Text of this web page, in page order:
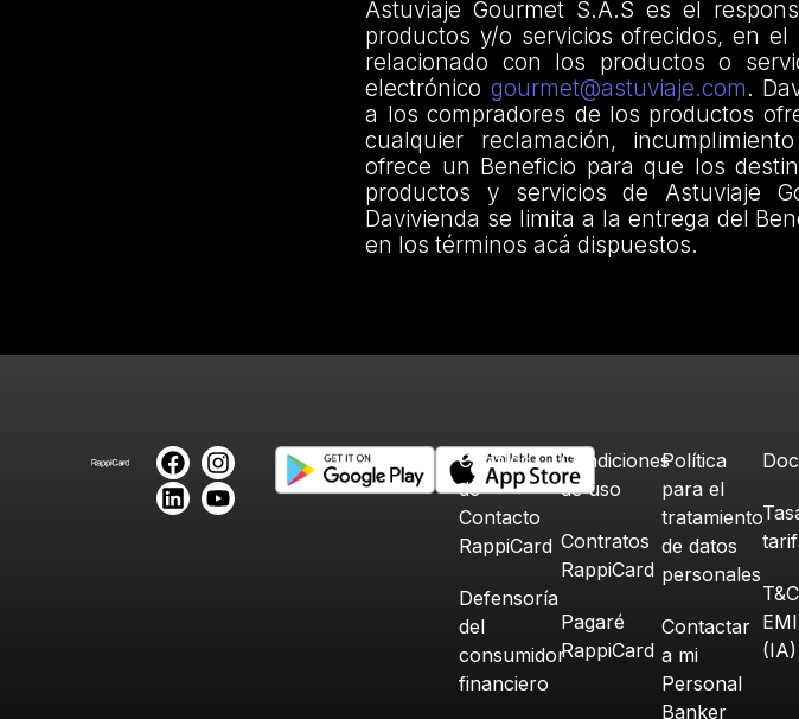
Astuviaje Gourmet S.A.S es el
productos y/o servicios ofrecidos, en
relacionado con los productos o
electrónico gourmet@astuviaje.com.
a los compradores de los productos
cualquier reclamación,
ofrece un Beneficio para que los
productos y servicios de Astuviaje
Davivienda se limita a la entrega del
en los términos acá dispuestos.
Canales
de
Contacto
RappiCard
Defensoría
del
consumidor
financiero
Condiciones
de uso
Contratos
RappiCard
Pagaré
RappiCard
Política
para el
tratamiento
de datos
personales
Contactar
a mi
Personal
Banker
T&C
(IA)